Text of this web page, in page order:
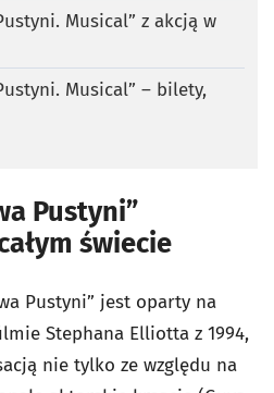
Musical” z akcją w
Musical” – bilety,
Pustyni”
świecie
Pustyni” jest oparty na
Stephana Elliotta z 1994,
nie tylko ze względu na